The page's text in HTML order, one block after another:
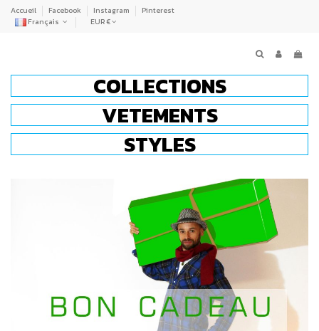
Accueil Facebook Instagram
Pinterest
Français
EUR €
COLLECTIONS
VETEMENTS
STYLES